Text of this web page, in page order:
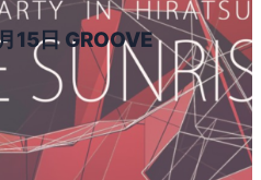
日 GROOVE